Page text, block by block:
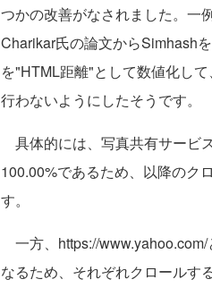
つかの改善がなされました。一
Charikar氏の論文からSimhash
を"HTML距離"として数値化し
行わないようにしたそうです。
具体的には、写真共有サービ
100.00%であるため、以降のク
す。
一方、https://
なるため、それぞれクロールす